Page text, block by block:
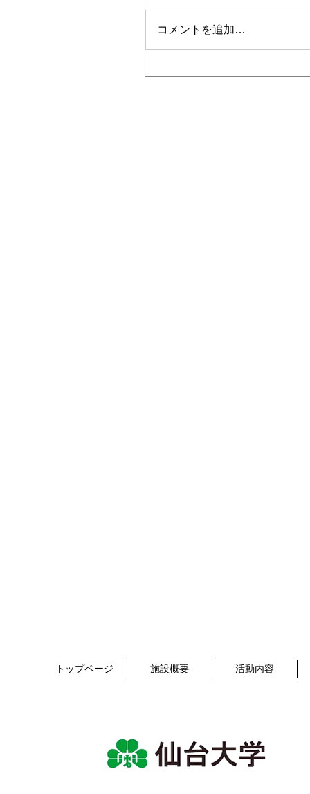
コメントを追加…
トップページ 施設概要 活動内容